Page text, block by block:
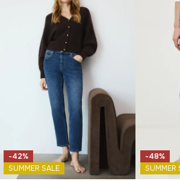
-42%
SUMMER SALE
-48%
SUMMER